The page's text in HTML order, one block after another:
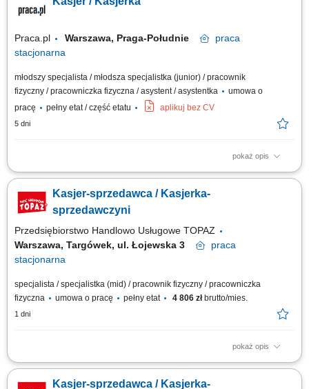
Praca.pl Warszawa, Praga-Południe
praca
stacjonarna
młodszy specjalista / młodsza specjalistka (junior) / pracownik
fizyczny / pracowniczka fizyczna / asystent / asystentka
umowa o
pracę
pełny etat / część etatu aplikuj bez CV
5 dni
pokaż opis
Opis stanowiska Profesjonalna obsługa klientów zgodnie z
kasy fiskalnej i różnych form płatności. Przyjmowanie zwrotów oraz
obsługa reklamacji zgodnie z obowiązującymi procedurami. Wspieranie
Kasjer-sprzedawca / Kasjerka-
sprzedawczyni
Przedsiębiorstwo Handlowo Usługowe TOPAZ
Warszawa, Targówek, ul. Łojewska 3
praca
stacjonarna
specjalista / specjalistka (mid) / pracownik fizyczny / pracowniczka
fizyczna
umowa o pracę pełny etat 4 806 złbrutto/mies.
1 dni
pokaż opis
Twoje główne zadania: zapewnienie profesjonalnej obsługi Klientów
właściwą ekspozycję produktów monitorowanie terminów przydatności do
Kasjer-sprzedawca / Kasjerka-